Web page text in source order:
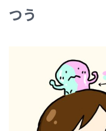
つう